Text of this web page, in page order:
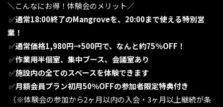
＼こんなにお得！体験会のメリット／
✅️通常18:00終了のMangroveを、20:00まで使える特別営
業！
✅️通常価格1,980円→500円で、なんと約75％OFF！
✅️作業用半個室、集中ブース、会議室あり
✅️施設内の全てのスペースを体験できます
✅️月額会員プラン初月50％OFFの参加者限定特典付き
（※体験会の参加から2ヶ月以内の入会・3ヶ月以上継続が条